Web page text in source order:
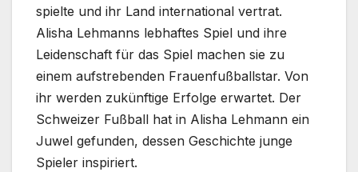
spielte und ihr Land international vertrat.
Alisha Lehmanns lebhaftes Spiel und ihre
Leidenschaft für das Spiel machen sie zu
einem aufstrebenden Frauenfußballstar. Von
ihr werden zukünftige Erfolge erwartet. Der
Schweizer Fußball hat in Alisha Lehmann ein
Juwel gefunden, dessen Geschichte junge
Spieler inspiriert.